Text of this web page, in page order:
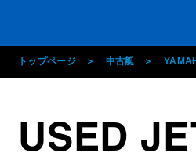
トップページ 中古艇
USED